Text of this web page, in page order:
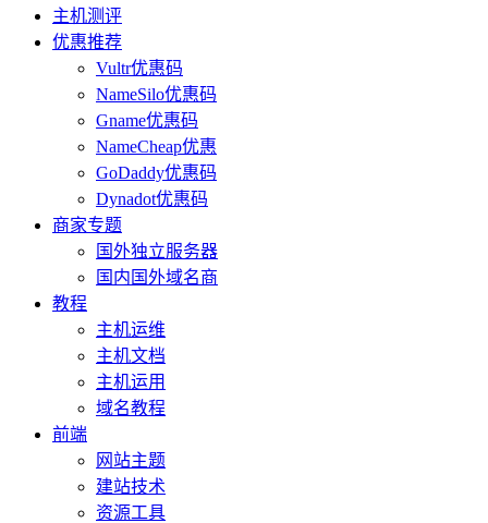
主机测评
优惠推荐
Vultr优惠码
NameSilo优惠码
Gname优惠码
NameCheap优惠
GoDaddy优惠码
Dynadot优惠码
商家专题
国外独立服务器
国内国外域名商
教程
主机运维
主机文档
主机运用
域名教程
前端
网站主题
建站技术
资源工具